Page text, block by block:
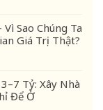
Sao Chúng Ta
Giá Trị Thật?
Tỷ: Xây Nhà
Để Ở